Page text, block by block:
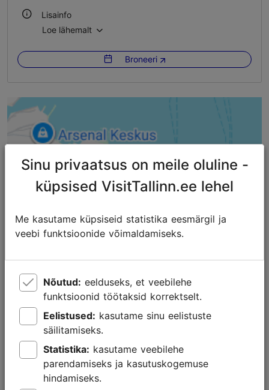
Lisainfo
Loe lähemalt
Broneeri
Lähedalasuvad kohad
Sinu privaatsus on meile oluline -
küpsised VisitTallinn.ee lehel
Me kasutame küpsiseid statistika eesmärgil ja
veebi funktsioonide võimaldamiseks.
Nõutud:
funktsioonid töötaksid korrektselt.
Eelistused:
säilitamiseks.
Statistika:
parendamiseks ja kasutuskogemuse
hindamiseks.